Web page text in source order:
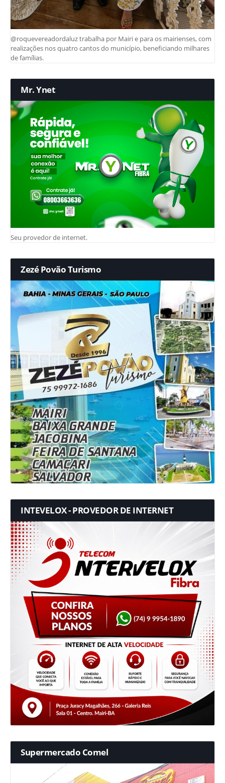
@roquevereadordaluz trabalha por Mairi e para os mairienses, com
realizações nos quatro cantos do município, beneficiando milhares
de famílias.
Mr. Ynet
Seu provedor de internet.
Zezé Povão Turismo
INTEVELOX - PROVEDOR DE INTERNET
Supermercado Comel